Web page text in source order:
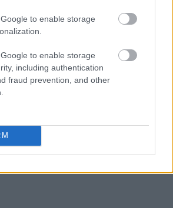
to enable storage
to enable storage
including authentication
fraud prevention, and other
και μάθετε
από την Ελλάδα και τον κόσμο.